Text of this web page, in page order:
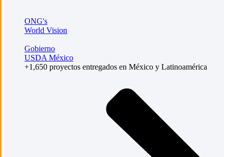
ONG's
World Vision
Gobierno
USDA México
+1,650 proyectos entregados en México y Latinoamérica